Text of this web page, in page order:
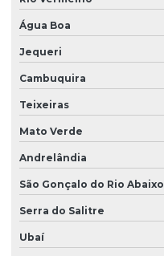
Água Boa
Jequeri
Cambuquira
Teixeiras
Mato Verde
Andrelândia
São Gonçalo do Rio Abaixo
Serra do Salitre
Ubaí